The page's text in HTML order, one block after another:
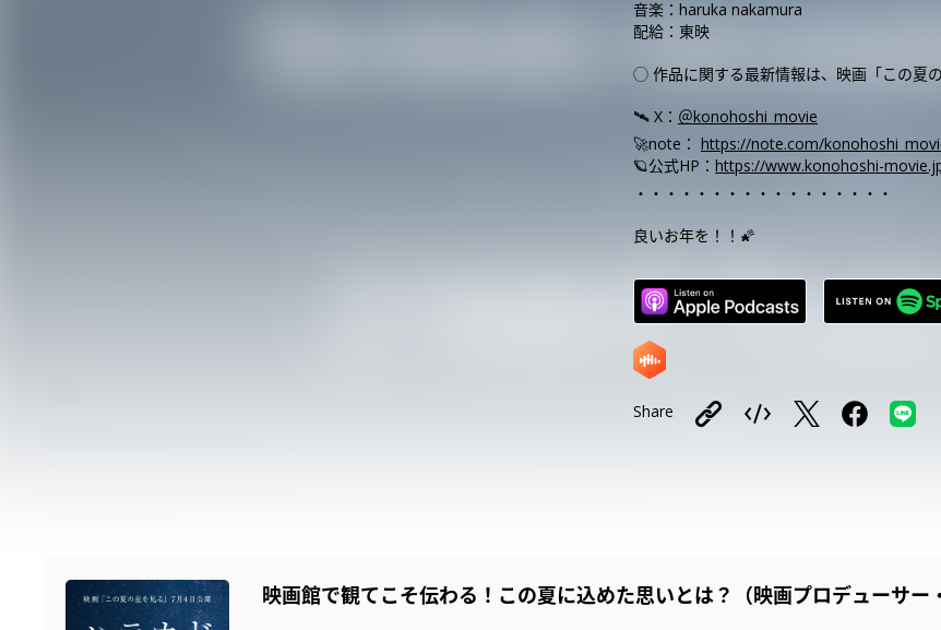
音楽：haruka nakamura
配給：東映
◯ 作品に関する最新情報は、映画「この夏
🛰️ X： ＠konohoshi_movie
🚀note： https://note.com/
🪐公式HP： https://www.konohoshi-
・・・・・・・・・・・・・・・・・
良いお年を！！🌠
Share
映画館で観てこそ伝わる！この夏に込めた思いとは？（映画プロデューサー